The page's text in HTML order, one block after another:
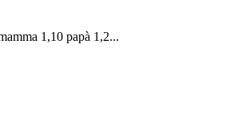
1,10 papà 1,2...